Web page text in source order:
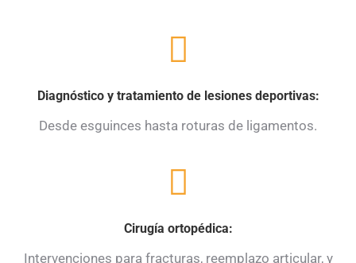
Diagnóstico y tratamiento de lesiones deportivas:
Desde esguinces hasta roturas de ligamentos.
Cirugía ortopédica:
Intervenciones para fracturas, reemplazo articular, y